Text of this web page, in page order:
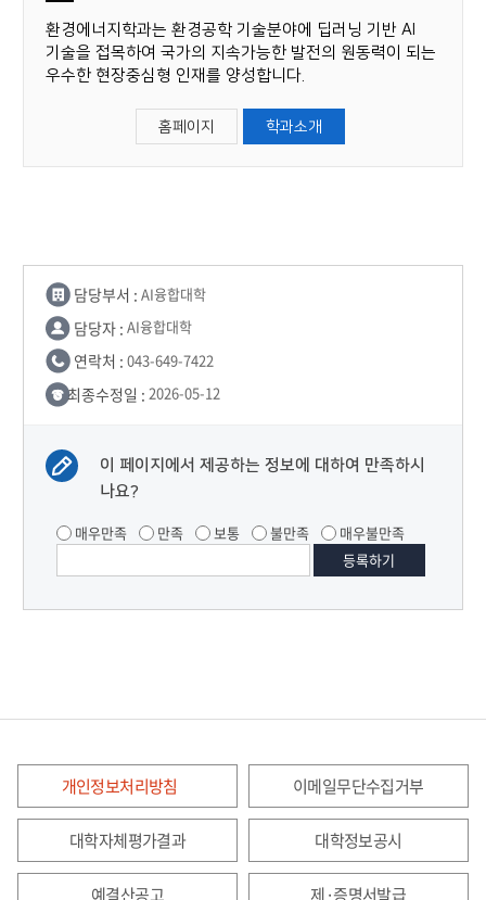
환경에너지학과는 환경공학 기술분야에 딥러닝 기반 AI
기술을 접목하여 국가의 지속가능한 발전의 원동력이 되는
우수한 현장중심형 인재를 양성합니다.
홈페이지 학과소개
담당부서 : AI융합대학
담당자 : AI융합대학
연락처 : 043-649-7422
최종수정일 : 2026-05-12
이 페이지에서 제공하는 정보에 대하여 만족하시
나요?
매우만족 만족 보통 불만족 매우불만족
개인정보처리방침 이메일무단수집거부
대학자체평가결과 대학정보공시
예결산공고 제·증명서발급